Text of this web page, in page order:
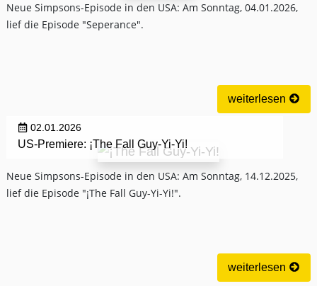
Neue Simpsons-Episode in den USA: Am Sonntag, 04.01.2026,
lief die Episode "Seperance".
weiterlesen
02.01.2026
US-Premiere: ¡The Fall Guy-Yi-Yi!
Neue Simpsons-Episode in den USA: Am Sonntag, 14.12.2025,
lief die Episode "¡The Fall Guy-Yi-Yi!".
weiterlesen